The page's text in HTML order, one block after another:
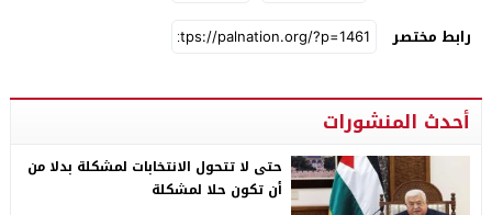
رابط مختصر
أحدث المنشورات
حتى لا تتحول الانتخابات لمشكلة بدلا من
أن تكون حلا لمشكلة